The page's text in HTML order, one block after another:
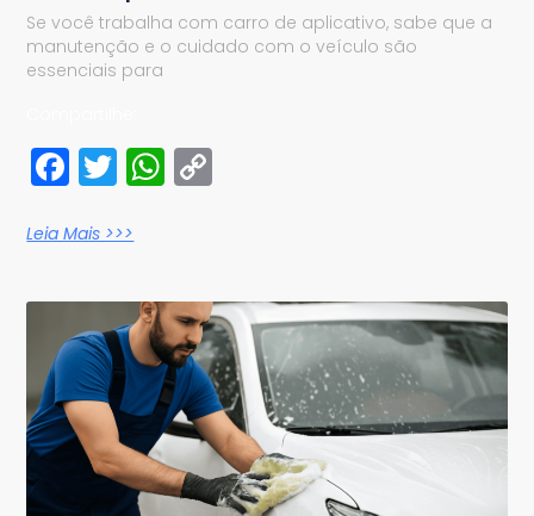
Se você trabalha com carro de aplicativo, sabe que a
manutenção e o cuidado com o veículo são
essenciais para
Facebook
TwitterWhatsApp
Leia Mais >>>